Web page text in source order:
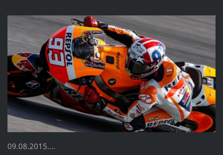
09.08.2015....